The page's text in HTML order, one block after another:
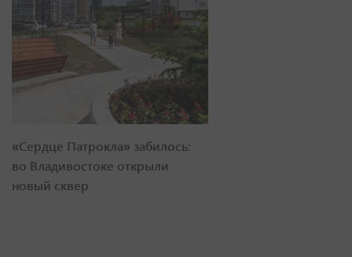
«Сердце Патрокла» забилось:
во Владивостоке открыли
новый сквер